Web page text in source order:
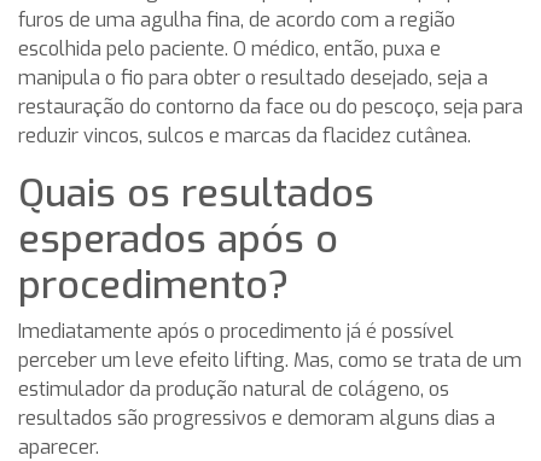
furos de uma agulha fina, de acordo com a região
escolhida pelo paciente. O médico, então, puxa e
manipula o fio para obter o resultado desejado, seja a
restauração do contorno da face ou do pescoço, seja para
reduzir vincos, sulcos e marcas da flacidez cutânea.
Quais os resultados
esperados após o
procedimento?
Imediatamente após o procedimento já é possível
perceber um leve efeito lifting. Mas, como se trata de um
estimulador da produção natural de colágeno, os
resultados são progressivos e demoram alguns dias a
aparecer.